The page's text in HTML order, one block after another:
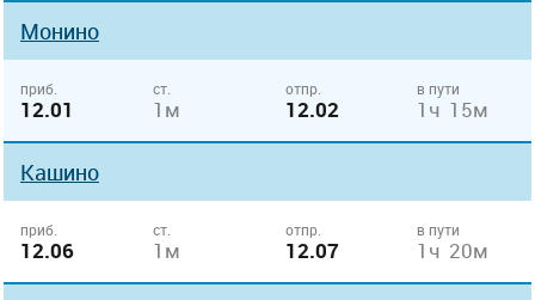
Монино
приб.
12.01
ст.
1м
отпр.
12.02
в пути
1ч 15м
Кашино
приб.
12.06
ст.
1м
отпр.
12.07
в пути
1ч 20м